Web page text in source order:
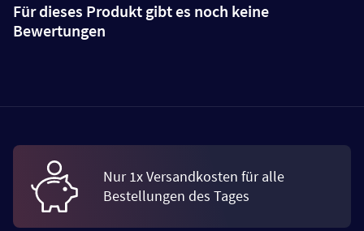
Für dieses Produkt gibt es noch keine
Bewertungen
Nur 1x Versandkosten für alle
Bestellungen des Tages